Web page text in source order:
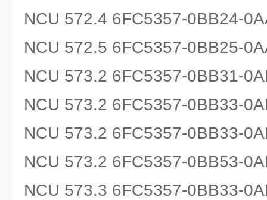
NCU 572.4 6FC5357-0BB24-
NCU 572.5 6FC5357-0BB25-
NCU 573.2 6FC5357-0BB31-
NCU 573.2 6FC5357-0BB33-
NCU 573.2 6FC5357-0BB33-
NCU 573.2 6FC5357-0BB53-
NCU 573.3 6FC5357-0BB33-